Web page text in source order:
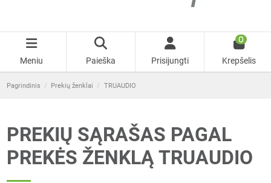
Meniu Paieška Prisijungti
0
Krepšelis
Pagrindinis Prekių ženklai TRUAUDIO
PREKIŲ SĄRAŠAS PAGAL
PREKĖS ŽENKLĄ TRUAUDIO